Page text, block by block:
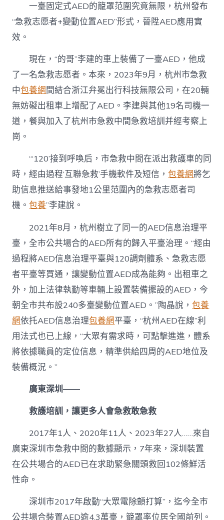
一臺固定式AED的籠罩范圍究竟無限，杭州發布
“急救志愿者+變動位置AED”形式，晉陞AED應用實
效。
現在，“的哥”李建的車上裝備了一臺AED，他成
了一名急救志愿者。本來，2023年9月，杭州市急救
中包養網間結合浙江弁冕出行科技無限公司，在20輛
無妨礙出租車上增配了AED。李建與其他19名司機一
道，餐與加入了杭州市急救中間急救培訓并經考察上
崗。
“‘120’接到呼喚后，市急救中間在派出救護車的同
時，經由過程‘互聯急救’手機軟件及短信，包養網將乞
助信息推送給事發地1公里范圍內的急救志愿者司
機。包養”李建說。
2021年8月，杭州樹立了同一的AED信息治理平
臺，全市公共場合的AED所有的歸入平臺治理。“經由
過程將AED信息治理平臺與120調劑體系、急救志愿
者平臺等買通，讓變動位置AED成為能夠。出租車之
外，加上法律執勤等車輛上設置裝備擺設的AED，今
朝全市共布設240多臺變動位置AED。”陶晶說，包養
網依托AED信息治理包養網平臺，“杭州AED在線”利
用法式也已上線，“大眾有需求時，可點擊進進，體系
將依據職員的定位信息，精準供給四周的AED地位及
裝備概況。”
廣東深圳——
救護培訓，讓更多人會急救敢急救
2017年1人、2020年11人、2023年27人……來自
廣東深圳市急救中間的數據顯示，7年來，深圳裝置
在公共場合的AED已在求助緊急關頭救回102條鮮活
性命。
深圳市2017年啟動“大眾電除顫打算”，迄今全市
公共場合裝置AED逾4.3萬臺，籠罩率位居全國前列。